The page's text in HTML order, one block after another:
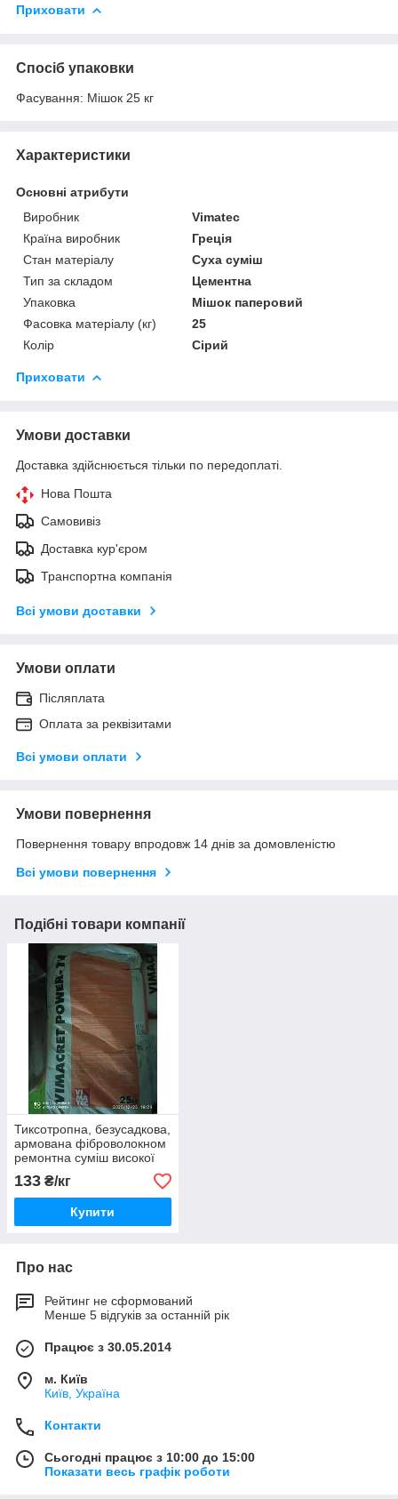
Приховати
Спосіб упаковки
Фасування: Мішок 25 кг
Характеристики
Основні атрибути
Виробник
Vimatec
Країна виробник
Греція
Стан матеріалу
Суха суміш
Тип за складом
Цементна
Упаковка
Мішок паперовий
Фасовка матеріалу (кг)
25
Колір
Сірий
Приховати
Умови доставки
Доставка здійснюється тільки по передоплаті.
Нова Пошта
Самовивіз
Доставка кур'єром
Транспортна компанія
Всі умови доставки
Умови оплати
Післяплата
Оплата за реквізитами
Всі умови оплати
Умови повернення
Повернення товару впродовж 14 днів за домовленістю
Всі умови повернення
Подібні товари компанії
Тиксотропна, безусадкова,
армована фіброволокном
ремонтна суміш високої
міцності VIMACRET
POWER-TH
133 ₴/кг
Купити
Про нас
Рейтинг не сформований
Менше 5 відгуків за останній рік
Працює з 30.05.2014
м. Київ
Київ, Україна
Контакти
Сьогодні працює з 10:00 до 15:00
Показати весь графік роботи